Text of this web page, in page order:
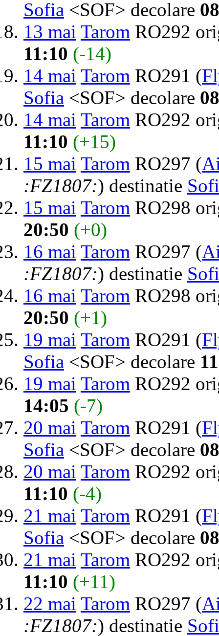
Sofia <SOF> decolare
13 mai Tarom RO292
11:10 (-14)
14 mai Tarom RO291 (
Sofia <SOF> decolare
14 mai Tarom RO292
11:10 (+15)
15 mai Tarom RO297 (
:FZ1807:) destinatie
15 mai Tarom RO298
20:50 (+0)
16 mai Tarom RO297 (
:FZ1807:) destinatie
16 mai Tarom RO298
20:50 (+1)
19 mai Tarom RO291 (
Sofia <SOF> decolare
19 mai Tarom RO292
14:05 (-7)
20 mai Tarom RO291 (
Sofia <SOF> decolare
20 mai Tarom RO292
11:10 (-4)
21 mai Tarom RO291 (
Sofia <SOF> decolare
21 mai Tarom RO292
11:10 (+11)
22 mai Tarom RO297 (
:FZ1807:) destinatie